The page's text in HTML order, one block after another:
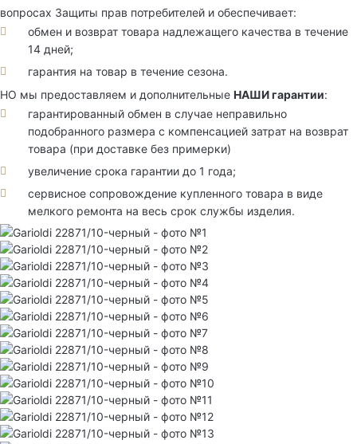
вопросах Защиты прав потребителей и обеспечивает:
обмен и возврат товара надлежащего качества в течение
14 дней;
гарантия на товар в течение сезона.
НО мы предоставляем и дополнительные НАШИ гарантии:
гарантированный обмен в случае неправильно
подобранного размера с компенсацией затрат на возврат
товара (при доставке без примерки)
увеличение срока гарантии до 1 года;
сервисное сопровождение купленного товара в виде
мелкого ремонта на весь срок службы изделия.